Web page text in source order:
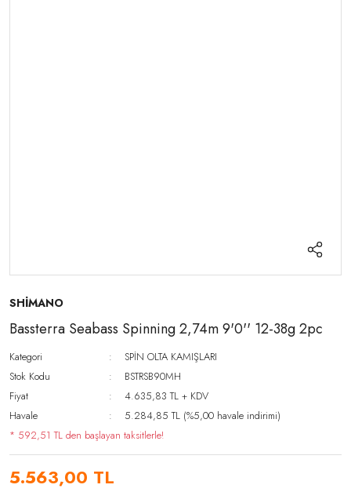
SHİMANO
Bassterra Seabass Spinning 2,74m 9'0'' 12-38g 2pc
Kategori
SPİN OLTA KAMIŞLARI
Stok Kodu
BSTRSB90MH
Fiyat
4.635,83 TL + KDV
Havale
5.284,85 TL (%5,00 havale indirimi)
* 592,51 TL den başlayan taksitlerle!
5.563,00 TL